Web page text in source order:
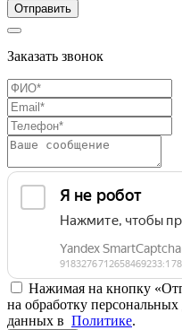
Отправить
Заказать звонок
Нажимая на кнопку
на обработку
данных в Политике.